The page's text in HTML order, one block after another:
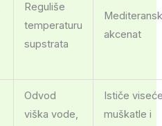
Reguliše
temperaturu
supstrata
akcenat
Odvod
viška vode,
Ističe
muškatle i